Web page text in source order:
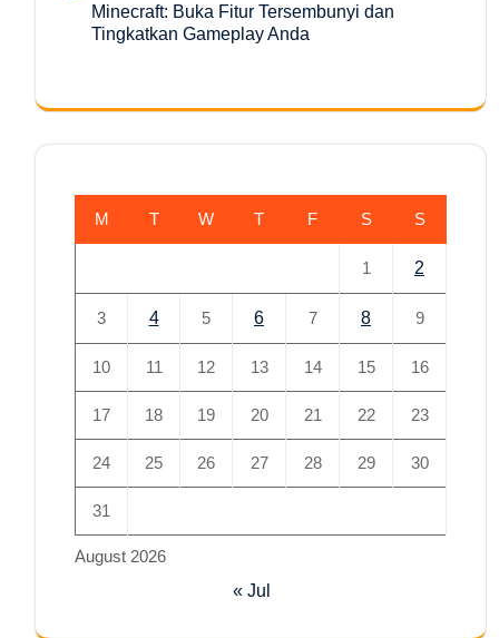
Minecraft: Buka Fitur Tersembunyi dan
Tingkatkan Gameplay Anda
August 2026
M T W T F S S
1 2
3 4 5 6 7 8 9
10 11 12 13 14 15 16
17 18 19 20 21 22 23
24 25 26 27 28 29 30
31
« Jul